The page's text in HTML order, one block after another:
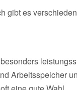
gibt es
Arbeitsspeicher